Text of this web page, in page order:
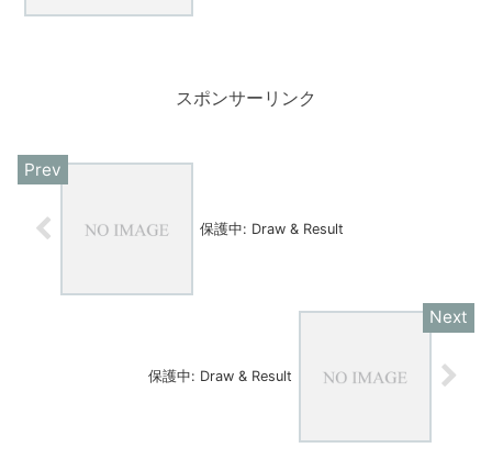
スポンサーリンク
保護中: Draw & Result
保護中: Draw & Result